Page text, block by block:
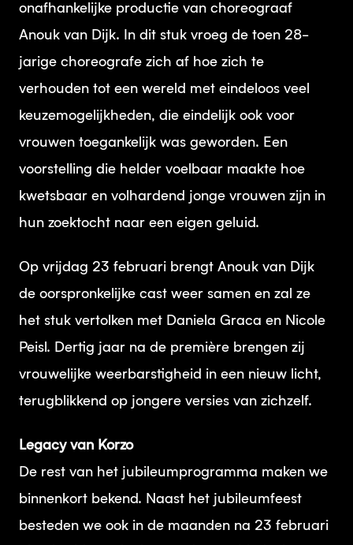
onafhankelijke productie van choreograaf
Anouk van Dijk. In dit stuk vroeg de toen 28-
jarige choreografe zich af hoe zich te
verhouden tot een wereld met eindeloos veel
keuzemogelijkheden, die eindelijk ook voor
vrouwen toegankelijk was geworden. Een
voorstelling die helder voelbaar maakte hoe
kwetsbaar en volhardend jonge vrouwen zijn in
hun zoektocht naar een eigen geluid.
Op vrijdag 23 februari brengt Anouk van Dijk
de oorspronkelijke cast weer samen en zal ze
het stuk vertolken met Daniela Graca en Nicole
Peisl. Dertig jaar na de première brengen zij
vrouwelijke weerbarstigheid in een nieuw licht,
terugblikkend op jongere versies van zichzelf.
Legacy van Korzo
De rest van het jubileumprogramma maken we
binnenkort bekend. Naast het jubileumfeest
besteden we ook in de maanden na 23 februari